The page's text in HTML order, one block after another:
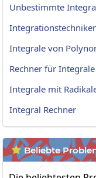
Unbestimmte
Integrale von
Rechner für
Integrale mit
Integral Rechner
 Beliebte